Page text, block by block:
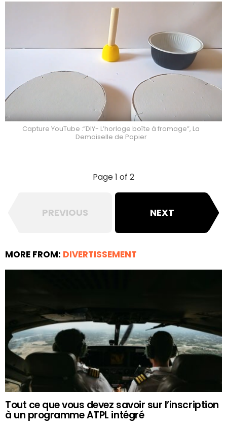
Capture YouTube :”DIY- L’horloge boîte à fromage”, La
Demoiselle de Papier
Page 1 of 2
PREVIOUS NEXT
MORE FROM: DIVERTISSEMENT
Tout ce que vous devez savoir sur l’inscription
à un programme ATPL intégré